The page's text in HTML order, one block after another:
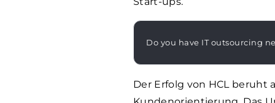
Do you have IT outsourcing
Der Erfolg von HCL beruht